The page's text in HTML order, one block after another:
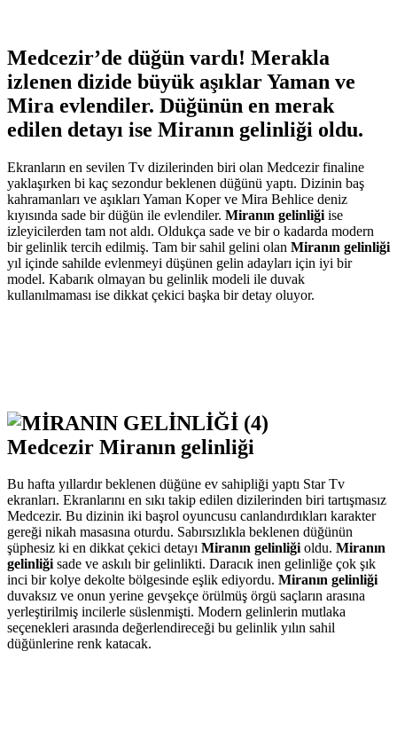
Medcezir’de düğün vardı! Merakla
izlenen dizide büyük aşıklar Yaman ve
Mira evlendiler. Düğünün en merak
edilen detayı ise Miranın gelinliği oldu.
Ekranların en sevilen Tv dizilerinden biri olan Medcezir finaline
yaklaşırken bi kaç sezondur beklenen düğünü yaptı. Dizinin baş
kahramanları ve aşıkları Yaman Koper ve Mira Behlice deniz
kıyısında sade bir düğün ile evlendiler. Miranın gelinliği ise
izleyicilerden tam not aldı. Oldukça sade ve bir o kadarda modern
bir gelinlik tercih edilmiş. Tam bir sahil gelini olan Miranın gelinliği
yıl içinde sahilde evlenmeyi düşünen gelin adayları için iyi bir
model. Kabarık olmayan bu gelinlik modeli ile duvak
kullanılmaması ise dikkat çekici başka bir detay oluyor.
Medcezir Miranın gelinliği
Bu hafta yıllardır beklenen düğüne ev sahipliği yaptı Star Tv
ekranları. Ekranlarını en sıkı takip edilen dizilerinden biri tartışmasız
Medcezir. Bu dizinin iki başrol oyuncusu canlandırdıkları karakter
gereği nikah masasına oturdu. Sabırsızlıkla beklenen düğünün
şüphesiz ki en dikkat çekici detayı Miranın gelinliğioldu. Miranın
gelinliğisade ve askılı bir gelinlikti. Daracık inen gelinliğe çok şık
inci bir kolye dekolte bölgesinde eşlik ediyordu. Miranın gelinliği
duvaksız ve onun yerine gevşekçe örülmüş örgü saçların arasına
yerleştirilmiş incilerle süslenmişti. Modern gelinlerin mutlaka
seçenekleri arasında değerlendireceği bu gelinlik yılın sahil
düğünlerine renk katacak.